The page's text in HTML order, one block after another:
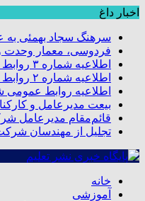
اخبار داغ
سرهنگ سجاد بهمئی به
فردوسی، معمار وحدت و
اطلاعیه شماره ۳ روابط عمومی شرکت فولاد خوزستان
اطلاعیه شماره ۲ روابط عمومی شرکت فولاد خوزستان
اطلاعیه روابط عمومی
بیعت مدیرعامل و
قائم‌مقام مدیرعامل
تجلیل از مهندسان
خانه
آموزشی